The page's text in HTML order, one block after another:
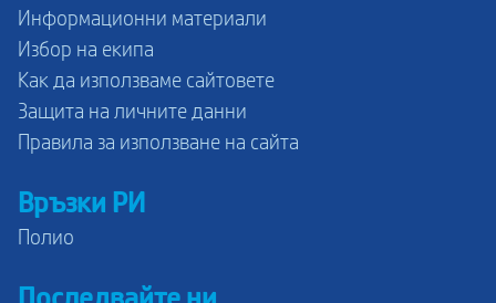
Информационни материали
Избор на екипа
Как да използваме сайтовете
Защита на личните данни
Правила за използване на сайта
Връзки РИ
Полио